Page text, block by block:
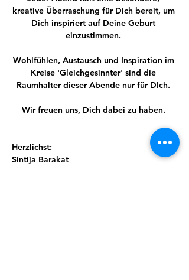
kreative Überraschung für Dich bereit, um
Dich inspiriert auf Deine Geburt
einzustimmen.
Wohlfühlen, Austausch und Inspiration im
Kreise 'Gleichgesinnter' sind die
Raumhalter dieser Abende nur für DIch.
Wir freuen uns, Dich dabei zu haben.
Herzlichst:
Sintija Barakat